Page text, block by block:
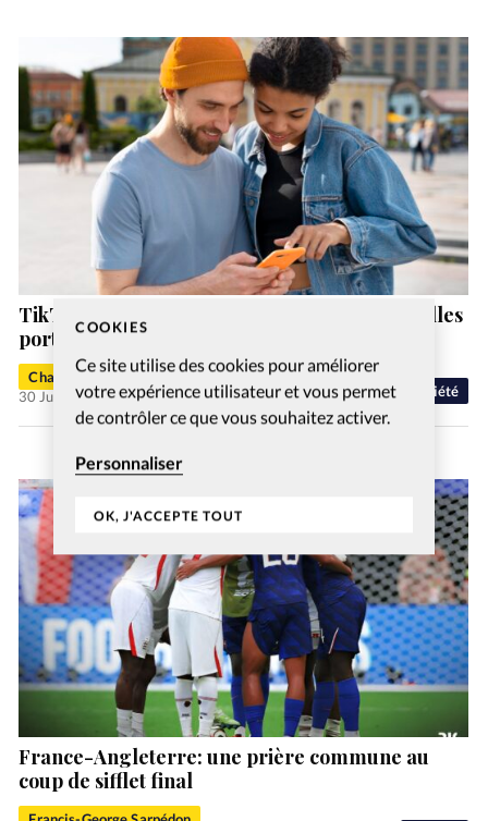
COOKIES
Ce site utilise des cookies pour améliorer
votre expérience utilisateur et vous permet
de contrôler ce que vous souhaitez activer.
Personnaliser
OK, J'ACCEPTE TOUT
Société
TikTok, YouTube et Instagram sont les nouvelles
portes d’entrée de la foi chrétienne
Charlotte Moulin
30 Juil 2026
France-Angleterre: une prière commune au
coup de sifflet final